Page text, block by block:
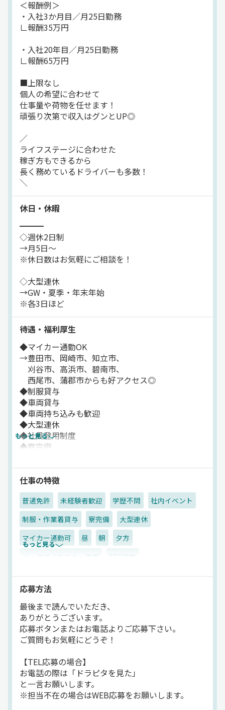
＜報酬例＞
・入社3か月目／月25日勤務
∟報酬35万円
・入社20年目／月25日勤務
∟報酬65万円
■上限なし
個人の希望に合わせて
仕事量や荷物を任せます！
頑張り次第で収入はグンとUP◎
／
ライフステージに合わせた
稼ぎ方もできるから
長く務めているドライバーも多数！
＼
休日・休暇
━━━
◇週休2日制
→月5日～
※休日数はお気軽にご相談を！
◇大型連休
→GW・夏季・年末年始
※各3日ほど
待遇・福利厚生
◆マイカー通勤OK
→豊田市、岡崎市、知立市、
刈谷市、高浜市、碧南市、
西尾市、蒲郡市からも好アクセス◎
◆制服貸与
◆車両貸与
◆車両持ち込みも歓迎
◆大型連休
◆社員登用制度
◆寮完備
→年1回バーベキューを実施
///////////////////////////////////////
株式会社Mスタッフとは？
━━━
創業以来、地域密着で
軽貨物配送を展開する当社。
未経験スタートも多く、
働きやすいように教育体制や
装備面も整えています。
勤続20年のドライバーもいるほど
定着率は高めです♪
///////////////////////////////////////
もっと見る
仕事の特徴
普通免許 未経験者歓迎 学歴不問
社内イベント
制服・作業着貸与
寮完備
大型連休
マイカー通勤可
昼 朝
夕方
バックアイモニター装備
ETC搭載
その他
もっと見る
応募方法
最後まで読んでいただき、
ありがとうございます。
応募ボタンまたはお電話よりご応募下さい。
ご質問もお気軽にどうぞ！
【TEL応募の場合】
お電話の際は「ドラピタを見た」
と一言お願いします。
※担当不在の場合はWEB応募をお願いします。